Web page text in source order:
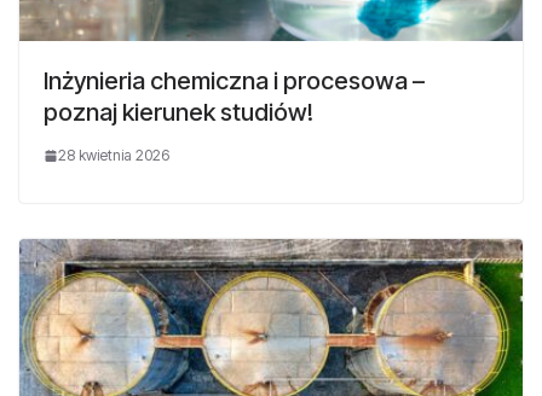
Inżynieria chemiczna i procesowa –
poznaj kierunek studiów!
28 kwietnia 2026